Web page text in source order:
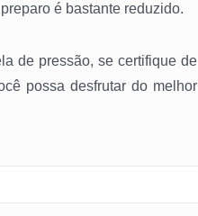
é bastante reduzido.
de pressão, se certifique de
possa desfrutar do melhor